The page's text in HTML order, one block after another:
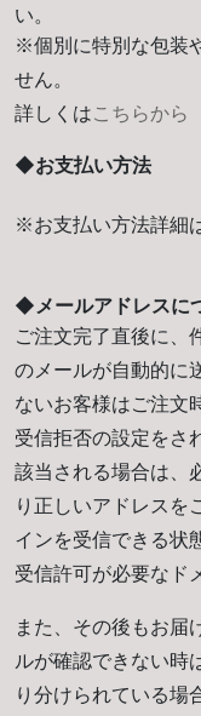
い。
※個別に特別な包装
せん。
詳しくはこちらから
◆お支払い方法
※お支払い方法詳細
◆メールアドレスに
ご注文完了直後に、
のメールが自動的に
ないお客様はご注文
受信拒否の設定をさ
該当される場合は、
り正しいアドレスを
インを受信できる状
受信許可が必要なド
また、その後もお届
ルが確認できない時
り分けられている場